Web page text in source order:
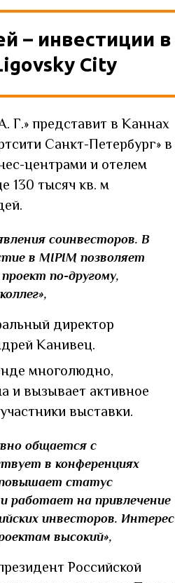
– инвестиции в
City
Г.» представит в Каннах
Санкт-Петербург» в
центрами и отелем
130 тысяч кв. м
соинвесторов. В
в MIPIM позволяет
по-другому,
директор
Канивец.
многолюдно,
и вызывает активное
выставки.
общается с
в конференциях
статус
работает на привлечение
инвесторов. Интерес
высокий»,
Российской